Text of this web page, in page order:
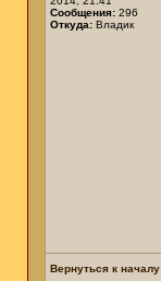
Сообщения: 296
Откуда: Владик
Вернуться к началу